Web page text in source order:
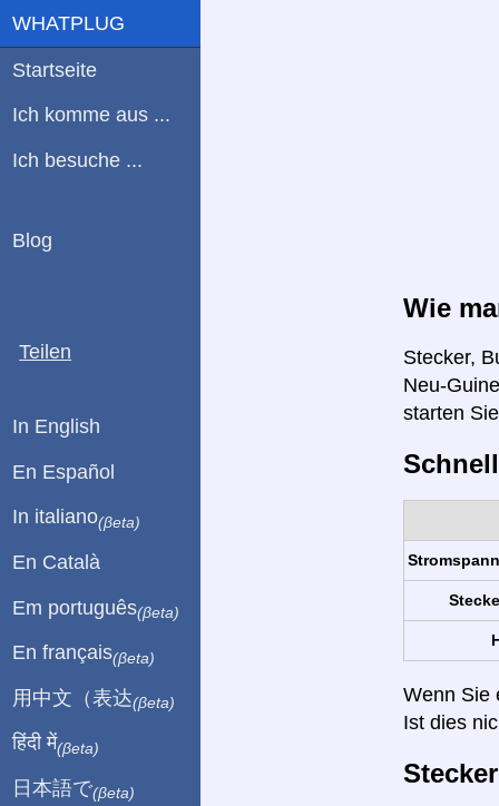
Wie
Stecker,
Neu-
starten
Wenn Sie
Ist dies
WHATPLUG
Startseite
Ich komme aus ...
Ich besuche ...
Blog
Teilen
In English
En Español
In italiano(βeta)
En Català
Em português(βeta)
En français(βeta)
用中文（表达(βeta)
हिंदी में(βeta)
日本語で(βeta)